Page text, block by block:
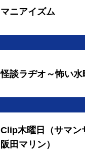
マニアイズム
怪談ラヂオ～怖い水
Clip木曜日（サマン
阪田マリン）